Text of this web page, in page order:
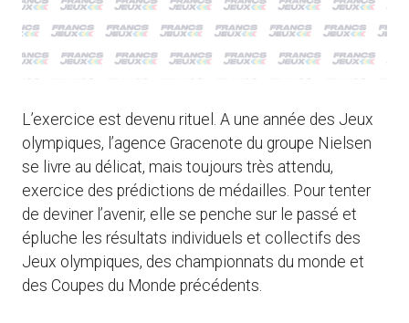
L’exercice est devenu rituel. A une année des Jeux
olympiques, l’agence Gracenote du groupe Nielsen
se livre au délicat, mais toujours très attendu,
exercice des prédictions de médailles. Pour tenter
de deviner l’avenir, elle se penche sur le passé et
épluche les résultats individuels et collectifs des
Jeux olympiques, des championnats du monde et
des Coupes du Monde précédents.